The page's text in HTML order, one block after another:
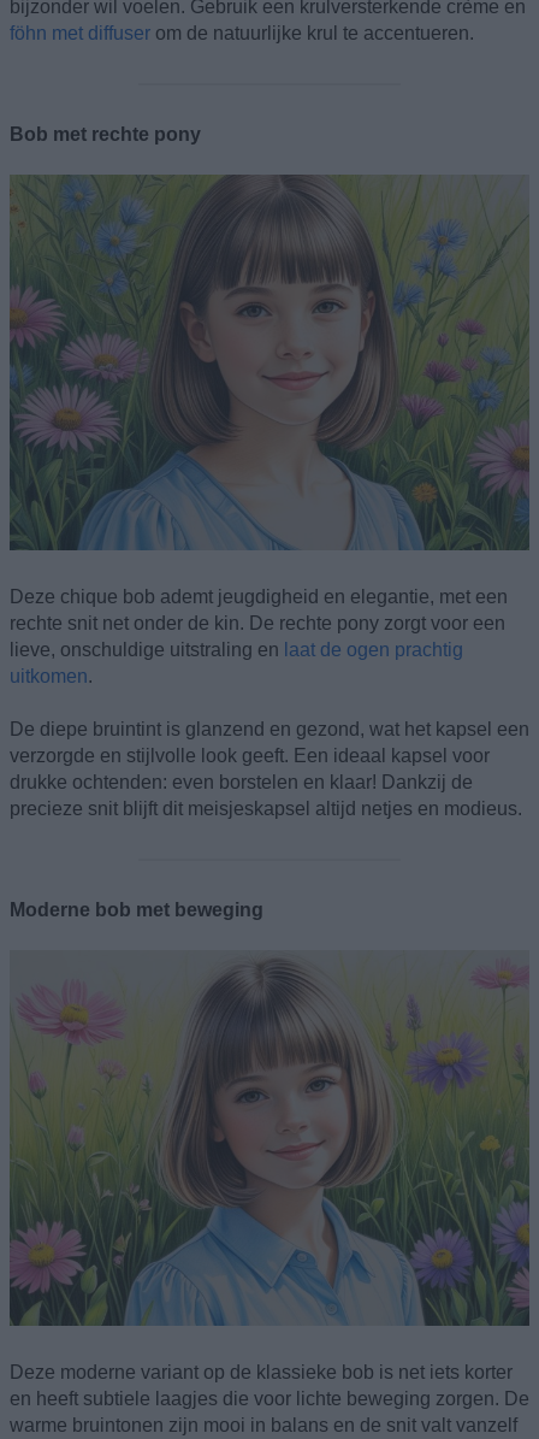
bijzonder wil voelen. Gebruik een krulversterkende crème en
föhn met diffuser om de natuurlijke krul te accentueren.
Bob met rechte pony
Deze chique bob ademt jeugdigheid en elegantie, met een
rechte snit net onder de kin. De rechte pony zorgt voor een
lieve, onschuldige uitstraling en laat de ogen prachtig
uitkomen.
De diepe bruintint is glanzend en gezond, wat het kapsel een
verzorgde en stijlvolle look geeft. Een ideaal kapsel voor
drukke ochtenden: even borstelen en klaar! Dankzij de
precieze snit blijft dit meisjeskapsel altijd netjes en modieus.
Moderne bob met beweging
Deze moderne variant op de klassieke bob is net iets korter
en heeft subtiele laagjes die voor lichte beweging zorgen. De
warme bruintonen zijn mooi in balans en de snit valt vanzelf